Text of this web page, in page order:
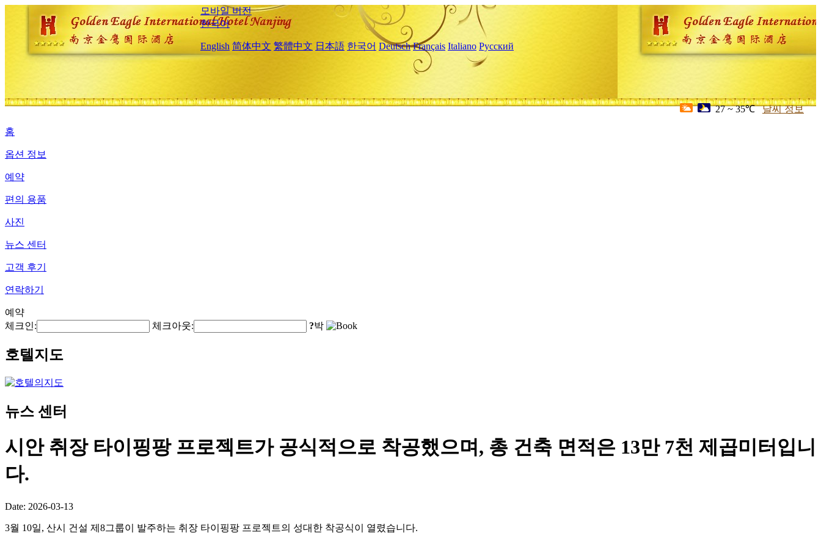
모바일 버전
한국어
English 简体中文 繁體中文 日本語 한국어 Deutsch Français Italiano Русский
27 ~ 35℃ 날씨 정보
홈
옵션 정보
예약
편의 용품
사진
뉴스 센터
고객 후기
연락하기
예약
체크인:
체크아웃: ?박
호텔지도
뉴스 센터
시안 취장 타이핑팡 프로젝트가 공식적으로 착공했으며, 총 건축 면적은 13만 7천 제곱미터입니
다.
Date: 2026-03-13
3월 10일, 산시 건설 제8그룹이 발주하는 취장 타이핑팡 프로젝트의 성대한 착공식이 열렸습니다.